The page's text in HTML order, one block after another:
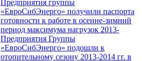
Предприятия группы
«ЕвроСибЭнерго» получили паспорта
готовности к работе в осенне-зимний
период максимума нагрузок 2013-
Предприятия Группы
«ЕвроСибЭнерго» подошли к
отопительному сезону 2013-2014 гг. в